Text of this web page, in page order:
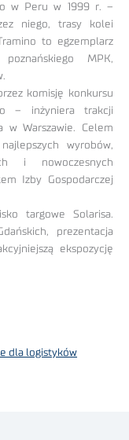
w Peru w 1999 r. –
niego, trasy kolei
to egzemplarz
MPK,
komisję konkursu
– inżyniera trakcji
Warszawie. Celem
wyrobów,
i nowoczesnych
Izby Gospodarczej
targowe Solarisa.
prezentacja
ekspozycję
dla logistyków